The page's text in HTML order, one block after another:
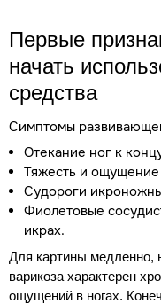
Первые
начать
средства
Симптомы
Отекание ног к
Тяжесть и ощущение
Судороги
Фиолетовые
икрах.
Для картины медленно,
варикоза характерен
ощущений в ногах.